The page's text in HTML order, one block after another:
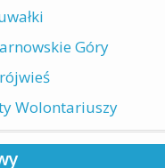
Góry
Wolontariuszy